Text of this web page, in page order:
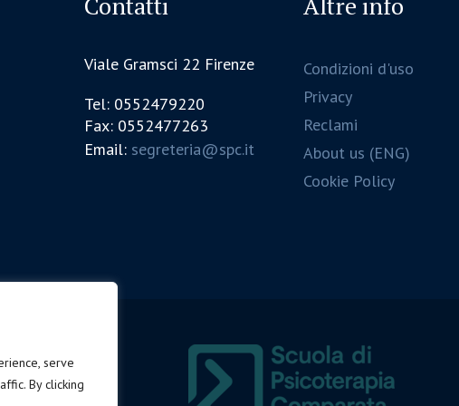
serve
By clicking
Viale Gramsci 22 Firenze
Tel: 0552479220
Fax: 0552477263
Email: segreteria@spc.it
Condizioni d'uso
Privacy
Reclami
About us (ENG)
Cookie Policy